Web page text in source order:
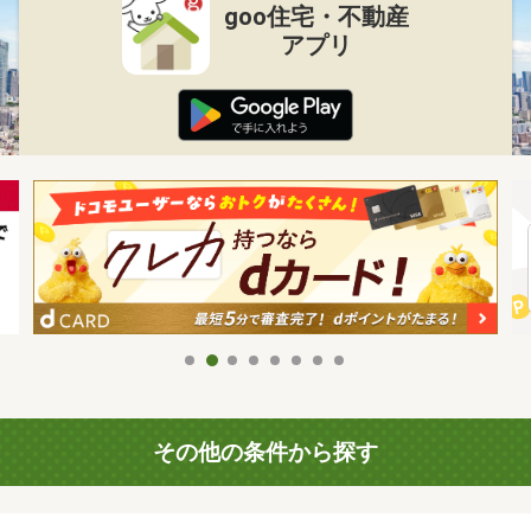
goo住宅・不動産
アプリ
その他の条件から探す